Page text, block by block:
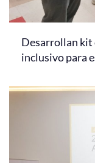
Desarrollan kit
inclusivo para